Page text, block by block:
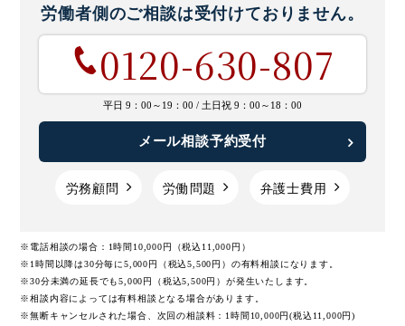
労働者側のご相談は受付けておりません。
0120-630-807
平日 9：00～19：00 / 土日祝 9：00～18：00
メール相談予約受付
労務顧問 労働問題 弁護士費用
※電話相談の場合：1時間10,000円（税込11,000円）
※1時間以降は30分毎に5,000円（税込5,500円）の有料相談になります。
※30分未満の延長でも5,000円（税込5,500円）が発生いたします。
※相談内容によっては有料相談となる場合があります。
※無断キャンセルされた場合、次回の相談料：1時間10,000円(税込11,000円)